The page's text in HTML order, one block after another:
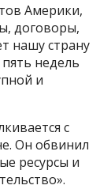
Америки,
договоры,
нашу страну
недель
и
с
Он обвинил
ресурсы и